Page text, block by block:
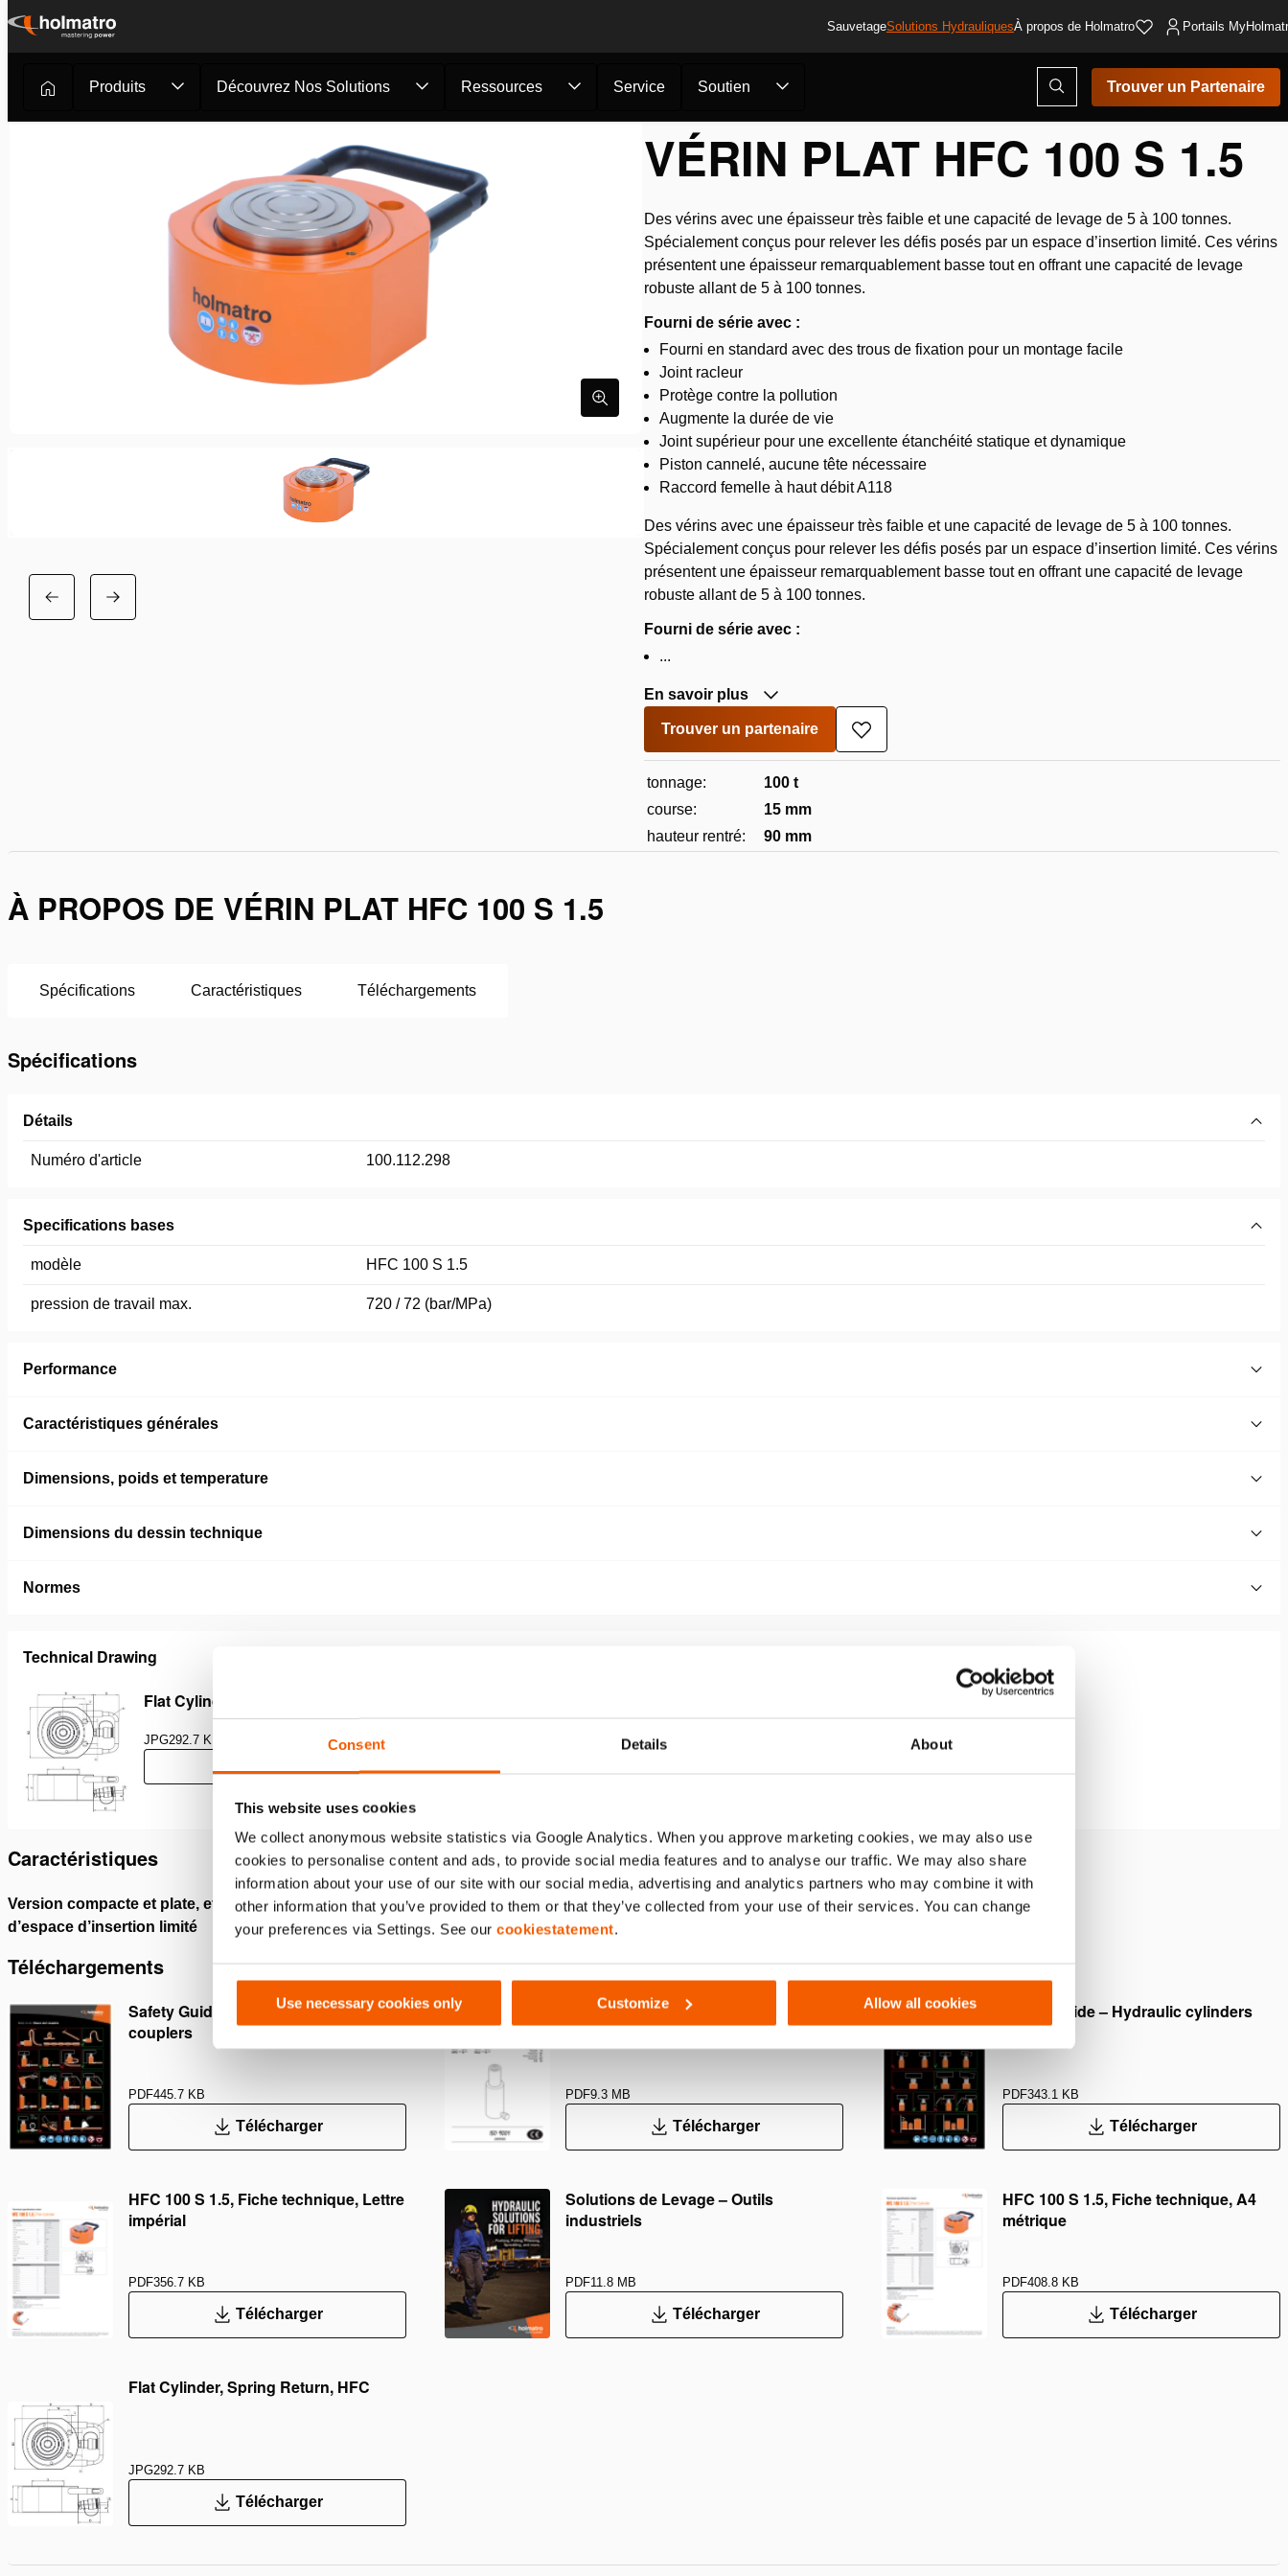
Consent Details About
This website uses cookies
We collect anonymous website statistics via Google Analytics. When you approve marketing cookies, we may also use
cookies to personalise content and ads, to provide social media features and to analyse our traffic. We may also share
information about your use of our site with our social media, advertising and analytics partners who may combine it with
other information that you’ve provided to them or that they’ve collected from your use of their services. You can change
your preferences via Settings. See our cookiestatement.
Use necessary cookies only Customize Allow all cookies
Passer
contenu
SauvetageSolutions HydrauliquesÀ propos de Holmatro Portails
Produits Découvrez Nos Solutions Ressources Service Soutien
Ouvrir
la
fenêtre
de
Trouver un Partenaire
Solutions Hydrauliques Levage /Vérins Hydrauliques /Vérin plat HFC 10...
VÉRIN PLAT HFC 100 S 1.5
Des vérins avec une épaisseur très faible et une capacité de levage de 5 à 100 tonnes.
Spécialement conçus pour relever les défis posés par un espace d’insertion limité. Ces vérins
présentent une épaisseur remarquablement basse tout en offrant une capacité de levage
robuste allant de 5 à 100 tonnes.
Fourni de série avec :
Fourni en standard avec des trous de fixation pour un montage facile
Joint racleur
Protège contre la pollution
Augmente la durée de vie
Joint supérieur pour une excellente étanchéité statique et dynamique
Piston cannelé, aucune tête nécessaire
Raccord femelle à haut débit A118
Des vérins avec une épaisseur très faible et une capacité de levage de 5 à 100 tonnes.
Spécialement conçus pour relever les défis posés par un espace d’insertion limité. Ces vérins
présentent une épaisseur remarquablement basse tout en offrant une capacité de levage
robuste allant de 5 à 100 tonnes.
Fourni de série avec :
...
En savoir plus
Trouver un partenaire
Ajouter
à
tonnage:
100 t
course:
15 mm
hauteur rentré:
90 mm
À PROPOS DE VÉRIN PLAT HFC 100 S 1.5
Spécifications Caractéristiques Téléchargements
Spécifications
Détails
Numéro d'article 100.112.298
Specifications bases
modèle HFC 100 S 1.5
pression de travail max. 720 / 72 (bar/MPa)
Performance
Caractéristiques générales
Dimensions, poids et temperature
Dimensions du dessin technique
Normes
Technical Drawing
Flat Cylinder, Spring Return, HFC
JPG292.7 KB
Caractéristiques
Version compacte et plate, efficace en cas
d’espace d’insertion limité
Course de 15 mm sur tous les modèles
Téléchargements
Safety Guide – Hydraulic hoses &
couplers
PDF445.7 KB
Télécharger
User Manual Cylinders
PDF9.3 MB
Télécharger
Safety Guide – Hydraulic cylinders
PDF343.1 KB
Télécharger
HFC 100 S 1.5, Fiche technique, Lettre
impérial
PDF356.7 KB
Télécharger
Solutions de Levage – Outils
industriels
PDF11.8 MB
Télécharger
HFC 100 S 1.5, Fiche technique, A4
métrique
PDF408.8 KB
Télécharger
Flat Cylinder, Spring Return, HFC
JPG292.7 KB
Télécharger